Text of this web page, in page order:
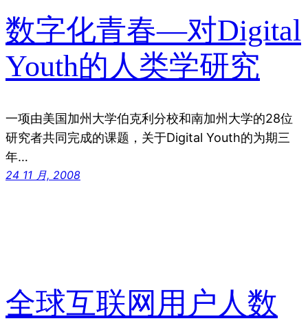
数字化青春—对Digital
Youth的人类学研究
一项由美国加州大学伯克利分校和南加州大学的28位
研究者共同完成的课题，关于Digital Youth的为期三
年…
24 11 月, 2008
全球互联网用户人数